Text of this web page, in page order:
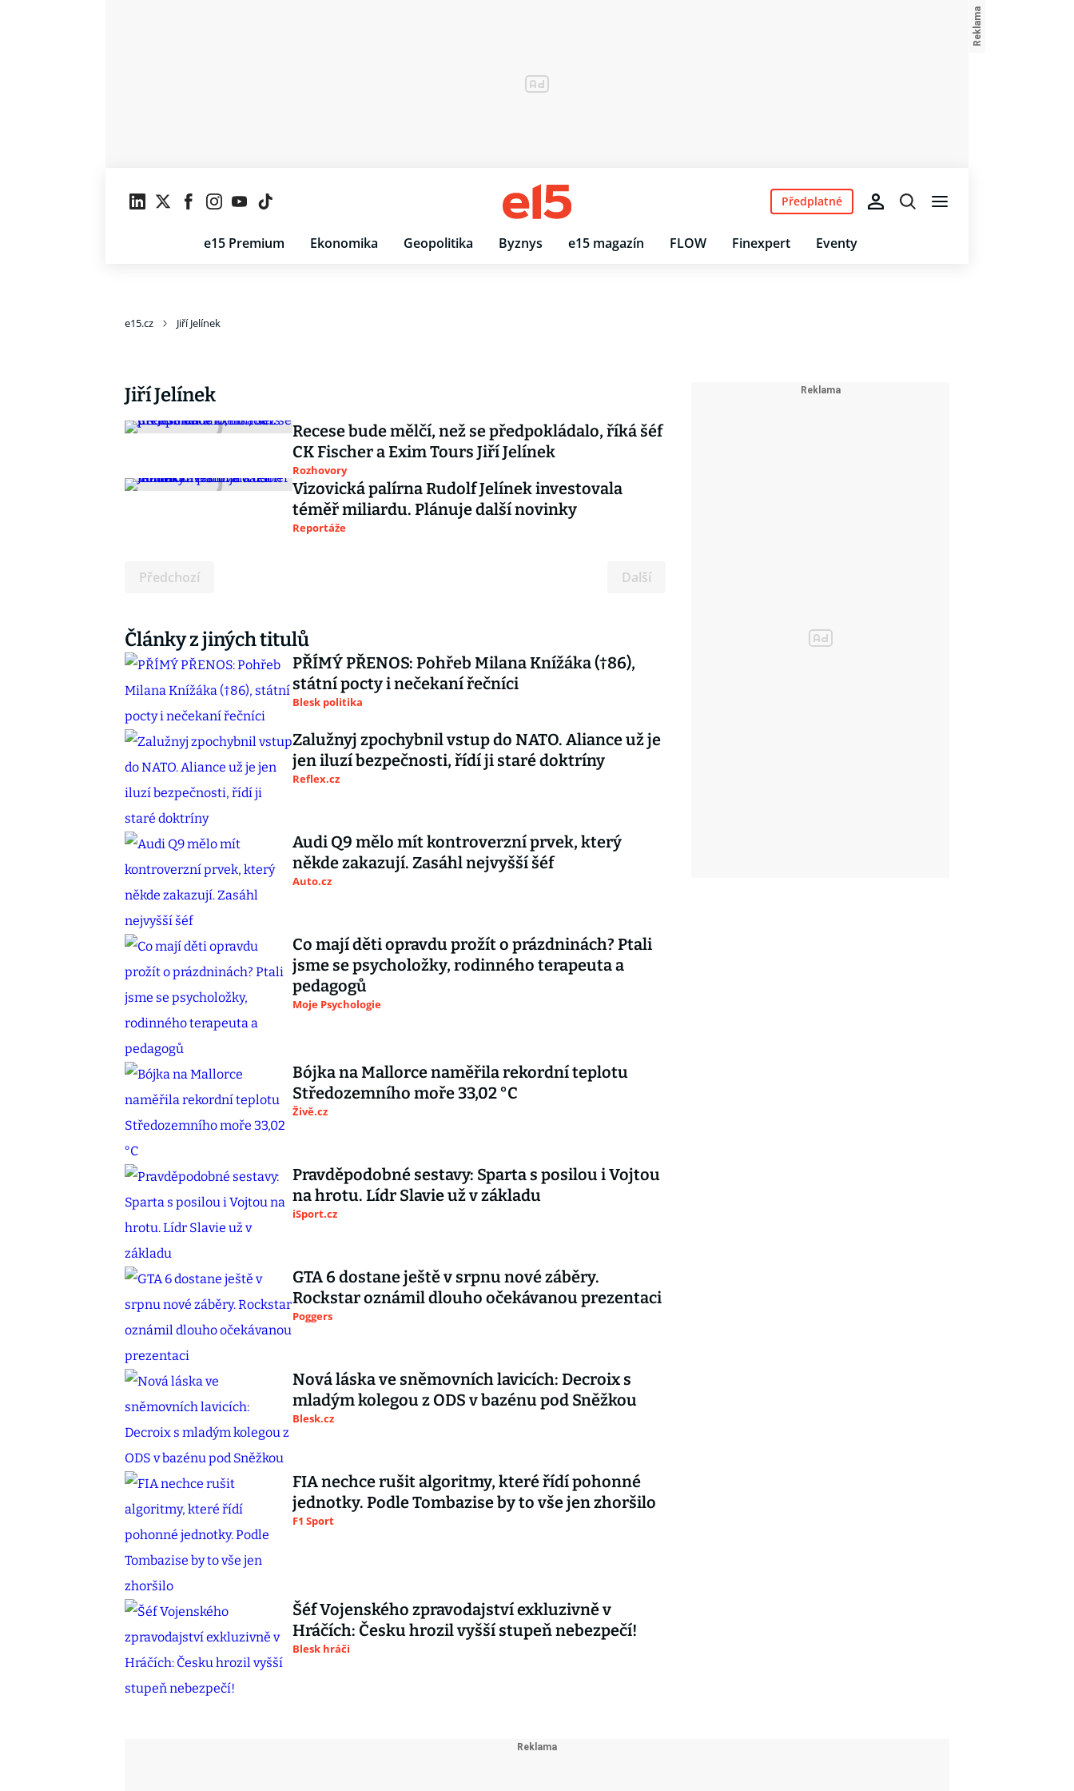
e15 Premium Ekonomika Geopolitika Byznys e15 magazín FLOW Finexpert Eventy
Předplatné
e15.cz Jiří Jelínek
Jiří Jelínek
Recese bude mělčí, než se předpokládalo, říká šéf
CK Fischer a Exim Tours Jiří Jelínek
Rozhovory
Vizovická palírna Rudolf Jelínek investovala
téměř miliardu. Plánuje další novinky
Reportáže
Předchozí Další
Články z jiných titulů
PŘÍMÝ PŘENOS: Pohřeb Milana Knížáka (†86),
státní pocty i nečekaní řečníci
Blesk politika
Zalužnyj zpochybnil vstup do NATO. Aliance už je
jen iluzí bezpečnosti, řídí ji staré doktríny
Reflex.cz
Audi Q9 mělo mít kontroverzní prvek, který
někde zakazují. Zasáhl nejvyšší šéf
Auto.cz
Co mají děti opravdu prožít o prázdninách? Ptali
jsme se psycholožky, rodinného terapeuta a
pedagogů
Moje Psychologie
Bójka na Mallorce naměřila rekordní teplotu
Středozemního moře 33,02 °C
Živě.cz
Pravděpodobné sestavy: Sparta s posilou i Vojtou
na hrotu. Lídr Slavie už v základu
iSport.cz
GTA 6 dostane ještě v srpnu nové záběry.
Rockstar oznámil dlouho očekávanou prezentaci
Poggers
Nová láska ve sněmovních lavicích: Decroix s
mladým kolegou z ODS v bazénu pod Sněžkou
Blesk.cz
FIA nechce rušit algoritmy, které řídí pohonné
jednotky. Podle Tombazise by to vše jen zhoršilo
F1 Sport
Šéf Vojenského zpravodajství exkluzivně v
Hráčích: Česku hrozil vyšší stupeň nebezpečí!
Blesk hráči